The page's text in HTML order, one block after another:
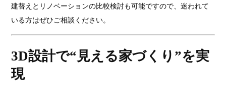
建替えとリノベーションの比較検討も可能ですので、迷われて
いる方はぜひご相談ください。
3D設計で“見える家づくり”を実
現